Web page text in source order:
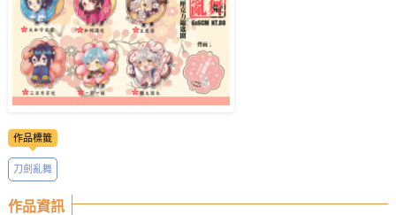
註冊會員
登入
作品標籤
刀劍亂舞
作品資訊